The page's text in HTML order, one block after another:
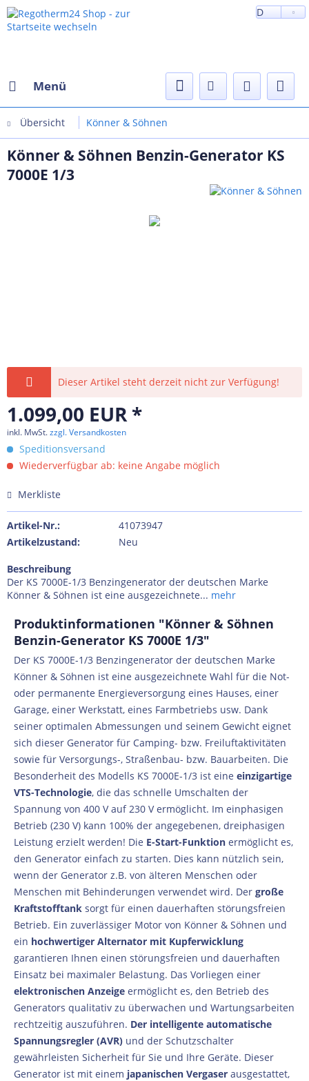
D
Menü
Übersicht Könner & Söhnen
Könner & Söhnen Benzin-Generator KS
7000E 1/3
Dieser Artikel steht derzeit nicht zur Verfügung!
1.099,00 EUR *
inkl. MwSt.zzgl. Versandkosten
Speditionsversand
Wiederverfügbar ab: keine Angabe möglich
Merkliste
Artikel-Nr.:
41073947
Artikelzustand:
Neu
Beschreibung
Der KS 7000E-1/3 Benzingenerator der deutschen Marke
Könner & Söhnen ist eine ausgezeichnete... mehr
Produktinformationen "Könner & Söhnen
Benzin-Generator KS 7000E 1/3"
Der KS 7000E-1/3 Benzingenerator der deutschen Marke
Könner & Söhnen ist eine ausgezeichnete Wahl für die Not-
oder permanente Energieversorgung eines Hauses, einer
Garage, einer Werkstatt, eines Farmbetriebs usw. Dank
seiner optimalen Abmessungen und seinem Gewicht eignet
sich dieser Generator für Camping- bzw. Freiluftaktivitäten
sowie für Versorgungs-, Straßenbau- bzw. Bauarbeiten. Die
Besonderheit des Modells KS 7000E-1/3 ist eine einzigartige
VTS-Technologie, die das schnelle Umschalten der
Spannung von 400 V auf 230 V ermöglicht. Im einphasigen
Betrieb (230 V) kann 100% der angegebenen, dreiphasigen
Leistung erzielt werden! Die E-Start-Funktion ermöglicht es,
den Generator einfach zu starten. Dies kann nützlich sein,
wenn der Generator z.B. von älteren Menschen oder
Menschen mit Behinderungen verwendet wird. Der große
Kraftstofftank sorgt für einen dauerhaften störungsfreien
Betrieb. Ein zuverlässiger Motor von Könner & Söhnen und
ein hochwertiger Alternator mit Kupferwicklung
garantieren Ihnen einen störungsfreien und dauerhaften
Einsatz bei maximaler Belastung. Das Vorliegen einer
elektronischen Anzeige ermöglicht es, den Betrieb des
Generators qualitativ zu überwachen und Wartungsarbeiten
rechtzeitig auszuführen. Der intelligente automatische
Spannungsregler (AVR) und der Schutzschalter
gewährleisten Sicherheit für Sie und Ihre Geräte. Dieser
Generator ist mit einem japanischen Vergaser ausgestattet,